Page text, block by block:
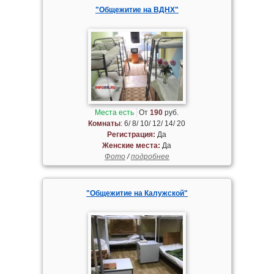
"Общежитие на ВДНХ"
Места есть От190 руб.
Комнаты: 6/ 8/ 10/ 12/ 14/ 20
Регистрация: Да
Женские места: Да
Фото/подробнее
"Общежитие на Калужской"